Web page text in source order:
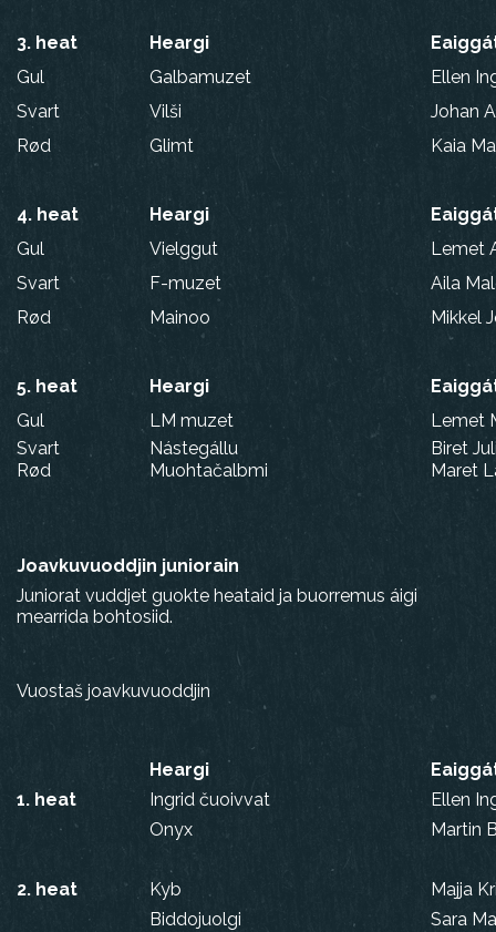
3. heat Heargi
Gul
Galbamuzet
Ellen
Svart
Vilši
Johan
Rød
Glimt Kaia
4. heat Heargi
Gul
Vielggut
Lemet
Svart
F-muzet
Aila
Rød
Mainoo Mikkel
5. heat Heargi
Gul
LM muzet
Lemet
Svart
Nástegállu
Biret
Rød
Muohtačalbmi Maret
Joavkuvuoddjin juniorain
Juniorat vuddjet guokte heataid ja buorremus áigi
mearrida bohtosiid.
Vuostaš joavkuvuoddjin
Heargi
1. heat
Ingrid čuoivvat
Ellen
Onyx
Martin
2. heat Kyb
Majja
Biddojuolgi
Sara